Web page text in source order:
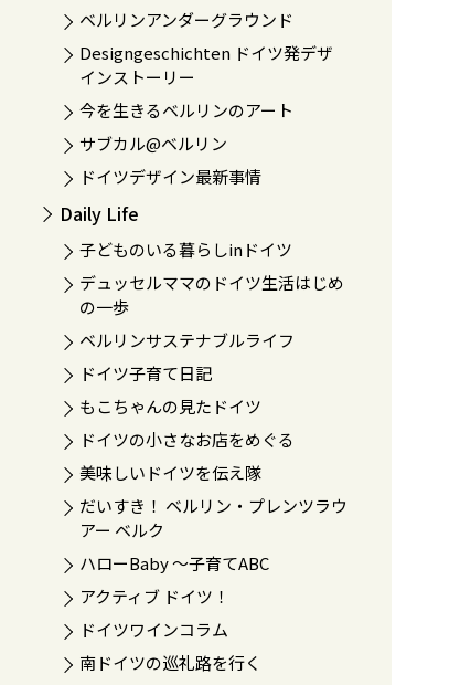
ベルリンアンダーグラウンド
Designgeschichten ドイツ発デザ
インストーリー
今を生きるベルリンのアート
サブカル@ベルリン
ドイツデザイン最新事情
Daily Life
子どものいる暮らしinドイツ
デュッセルママのドイツ生活はじめ
の一歩
ベルリンサステナブルライフ
ドイツ子育て日記
もこちゃんの見たドイツ
ドイツの小さなお店をめぐる
美味しいドイツを伝え隊
だいすき！ ベルリン・プレンツラウ
アー ベルク
ハローBaby 〜子育てABC
アクティブ ドイツ！
ドイツワインコラム
南ドイツの巡礼路を行く